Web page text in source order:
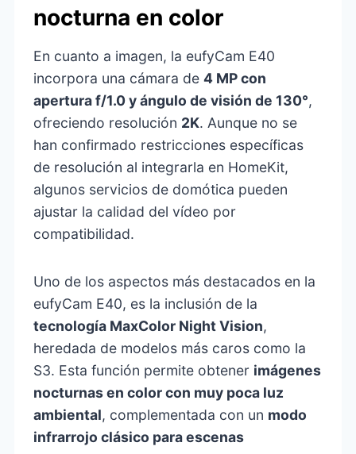
nocturna en color
En cuanto a imagen, la eufyCam E40
incorpora una cámara de4 MP con
apertura f/1.0 y ángulo de visión de 130°,
ofreciendo resolución 2K. Aunque no se
han confirmado restricciones específicas
de resolución al integrarla en HomeKit,
algunos servicios de domótica pueden
ajustar la calidad del vídeo por
compatibilidad.
Uno de los aspectos más destacados en la
eufyCam E40, es la inclusión de la
tecnología MaxColor Night Vision,
heredada de modelos más caros como la
S3. Esta función permite obtener imágenes
nocturnas en color con muy poca luz
ambiental, complementada con un modo
infrarrojo clásico para escenas